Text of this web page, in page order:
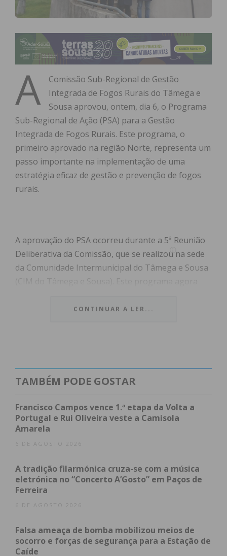
A
Comissão Sub-Regional de Gestão
Integrada de Fogos Rurais do Tâmega e
Sousa aprovou, ontem, dia 6, o Programa
Sub-Regional de Ação (PSA) para a Gestão
Integrada de Fogos Rurais. Este programa, o
primeiro aprovado na região Norte, representa um
passo importante na implementação de uma
estratégia eficaz de gestão e prevenção de fogos
rurais.
A aprovação do PSA ocorreu durante a 5ª Reunião
Deliberativa da Comissão, que se realizou na sede
da Comunidade Intermunicipal do Tâmega e Sousa
Gestão Integrada de Fogos Rurais do Norte,
prevenção dos fogos rurais na sub-região,
diversos organismos e entidades. A Comissão Sub-
Regional, presidida pela CIM do Tâmega e Sousa,
conta com a colaboração da AGIF, I.P. a nível técnico
e com a participação de representantes dos
Bombeiros Portugueses, Forças Armadas, DGAV,
APA, I.P., DGEstE, Baldios, Associações Florestais e
Este programa sub-regional, que tem um papel
fundamental na proteção das populações e
CONTINUAR A LER...
TAMBÉM PODE GOSTAR
Francisco Campos vence 1.ª etapa da Volta a
Portugal e Rui Oliveira veste a Camisola
Amarela
6 DE AGOSTO 2026
A tradição filarmónica cruza-se com a música
eletrónica no “Concerto A’Gosto” em Paços de
Ferreira
6 DE AGOSTO 2026
Falsa ameaça de bomba mobilizou meios de
socorro e forças de segurança para a Estação de
Caíde